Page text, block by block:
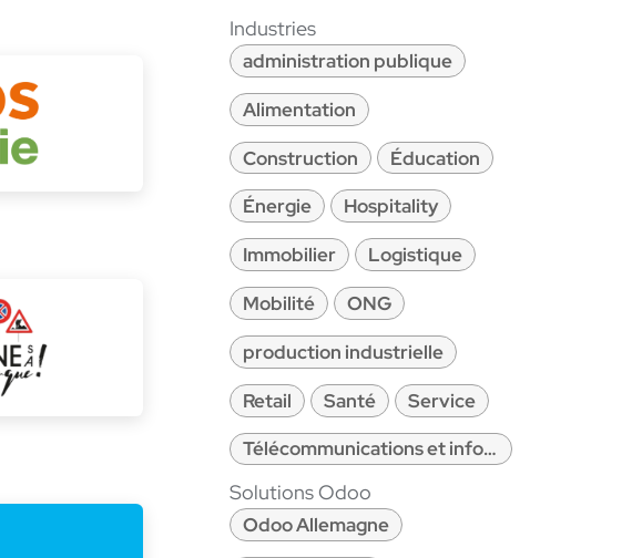
Industries
administration publique
Alimentation
Construction
Éducation
Énergie
Hospitality
Immobilier
Logistique
Mobilité
ONG
production industrielle
Retail
Santé
Service
Télécommunications et informatique
Solutions Odoo
Odoo Allemagne